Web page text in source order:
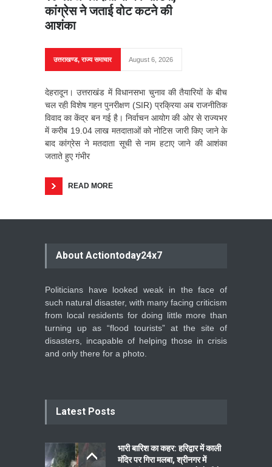
कांग्रेस ने जताई वोट कटने की
आशंका
उत्तराखण्ड,राज्य समाचार August 6, 2026
देहरादून। उत्तराखंड में विधानसभा चुनाव की तैयारियों के बीच
चल रही विशेष गहन पुनरीक्षण (SIR) प्रक्रिया अब राजनीतिक
विवाद का केंद्र बन गई है। निर्वाचन आयोग की ओर से राज्यभर
में करीब 19.04 लाख मतदाताओं को नोटिस जारी किए जाने के
बाद कांग्रेस ने मतदाता सूची से नाम हटाए जाने की आशंका
जताते हुए गंभीर
READ MORE
About Actiontoday24x7
Politicians have looked weak in the face of
such natural disaster, with many facing criticism
from local residents for doing little more than
turning up as “flood tourists” at the site of
disasters, incapable of helping those in crisis
and only there for a photo.
Latest Posts
भारी बारिश का कहर: हरिद्वार में काली
मंदिर पर गिरा मलबा, श्रीनगर में